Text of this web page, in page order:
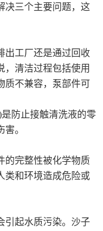
决三个主要问题，这
出工厂还是通过回收
，清洁过程包括使用
质不兼容，泵部件可
防止接触清洗液的零
害。
的完整性被化学物质
类和环境造成危险或
引起水质污染。沙子